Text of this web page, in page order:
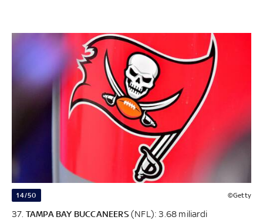
14/50 ©Getty
37. TAMPA BAY BUCCANEERS(NFL): 3.68 miliardi